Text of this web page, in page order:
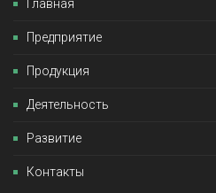
Главная
Предприятие
Продукция
Деятельность
Развитие
Контакты